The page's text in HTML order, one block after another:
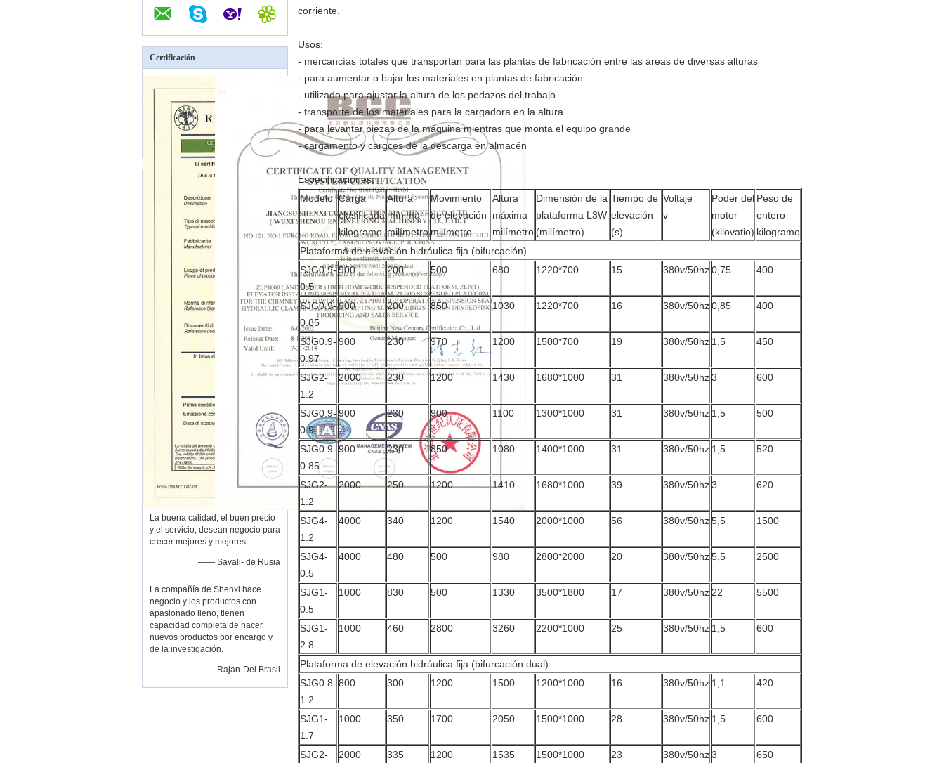
Certificación
La buena calidad, el buen precio
y el servicio, desean negocio para
crecer mejores y mejores.
—— Savali- de Rusia
La compañía de Shenxi hace
negocio y los productos con
apasionado lleno, tienen
capacidad completa de hacer
nuevos productos por encargo y
de la investigación.
—— Rajan-Del Brasil
corriente.
Usos:
- mercancías totales que transportan para las plantas de fabricación entre las áreas de diversas alturas
- para aumentar o bajar los materiales en plantas de fabricación
- utilizado para ajustar la altura de los pedazos del trabajo
- transporte de los materiales para la cargadora en la altura
- para levantar piezas de la máquina mientras que monta el equipo grande
- cargamento y cargces de la descarga en almacén
Especificaciones:
Modelo Carga
clasificada
kilogramo
Altura
mínima
milímetro
Movimiento
de elevación
milímetro
Altura
máxima
milímetro
Dimensión de la
plataforma L3W
(milímetro)
Tiempo de
elevación
(s)
Voltaje
v
Poder del
motor
(kilovatio)
Peso de
entero
kilogramo
Plataforma de elevación hidráulica fija (bifurcación)
SJG0.9-
0.5
900 200 500 680 1220*700 15 380v/50hz0,75 400
SJG0.9-
0.85
900 200 850 1030 1220*700 16 380v/50hz0,85 400
SJG0.9-
0.97
900 230 970 1200 1500*700 19 380v/50hz 1,5 450
SJG2-
1.2
2000 230 1200 1430 1680*1000 31 380v/50hz3 600
SJG0.9-
0.9
900 230 900 1100 1300*1000 31 380v/50hz 1,5 500
SJG0.9-
0.85
900 230 850 1080 1400*1000 31 380v/50hz 1,5 520
SJG2-
1.2
2000 250 1200 1410 1680*1000 39 380v/50hz3 620
SJG4-
1.2
4000 340 1200 1540 2000*1000 56 380v/50hz5,5 1500
SJG4-
0.5
4000 480 500 980 2800*2000 20 380v/50hz5,5 2500
SJG1-
0.5
1000 830 500 1330 3500*1800 17 380v/50hz 22 5500
SJG1-
2.8
1000 460 2800 3260 2200*1000 25 380v/50hz 1,5 600
Plataforma de elevación hidráulica fija (bifurcación dual)
SJG0.8-
1.2
800 300 1200 1500 1200*1000 16 380v/50hz 1,1 420
SJG1-
1.7
1000 350 1700 2050 1500*1000 28 380v/50hz 1,5 600
SJG2-
2000 335 1200 1535 1500*1000 23 380v/50hz3 650